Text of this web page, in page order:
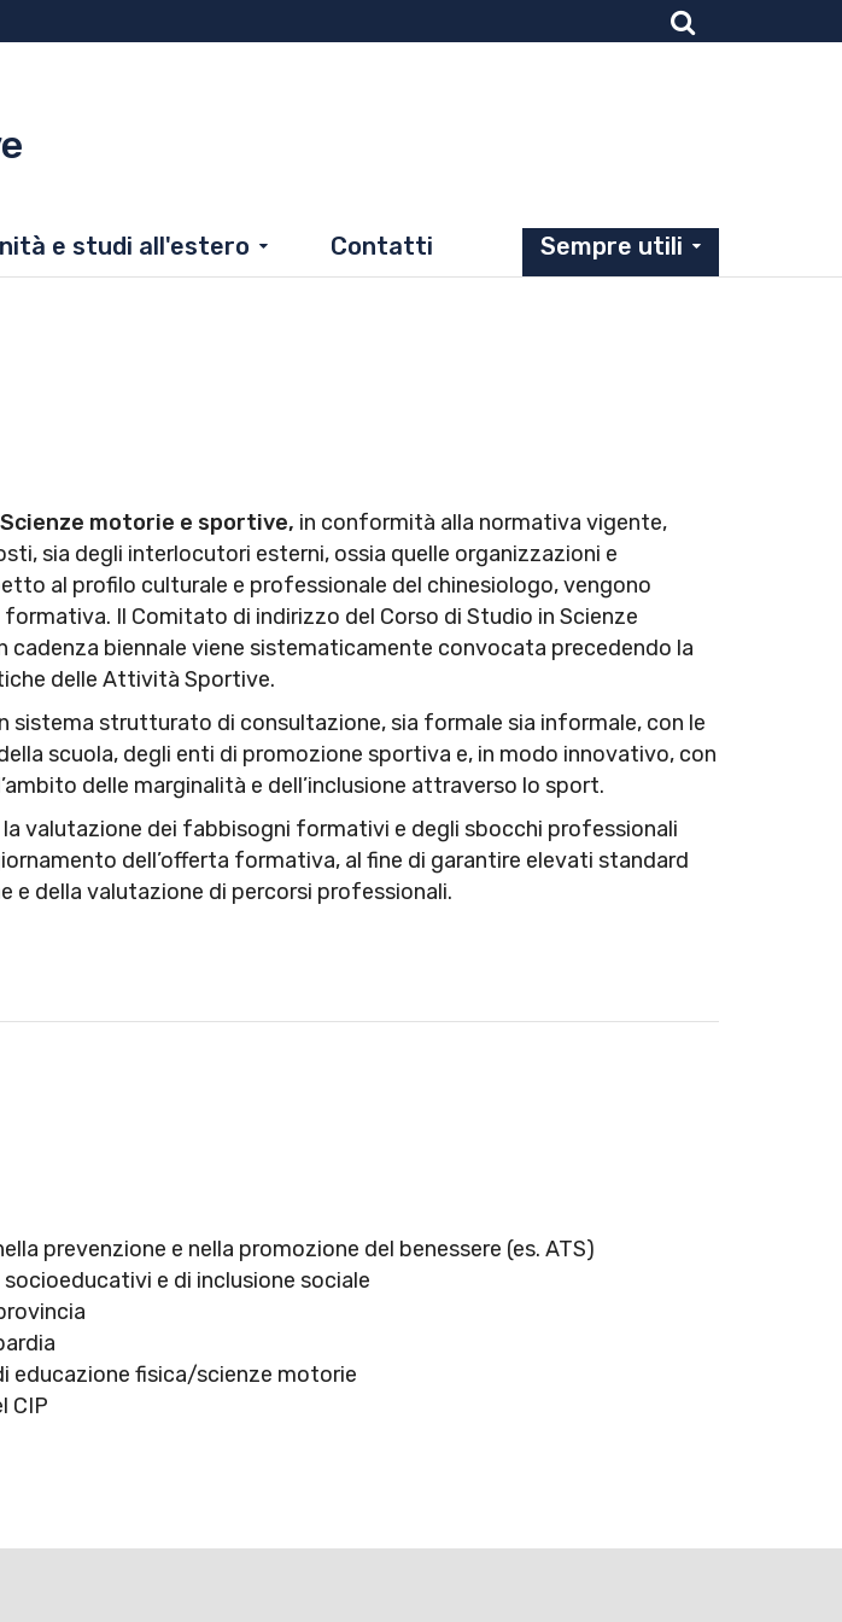
e studi all'estero Contatti Sempre utili
motorie e sportive, in conformità alla normativa vigente,
sia degli interlocutori esterni, ossia quelle organizzazioni e
al profilo culturale e professionale del chinesiologo, vengono
Il Comitato di indirizzo del Corso di Studio in Scienze
cadenza biennale viene sistematicamente convocata precedendo la
delle Attività Sportive.
sistema strutturato di consultazione, sia formale sia informale, con le
scuola, degli enti di promozione sportiva e, in modo innovativo, con
delle marginalità e dell’inclusione attraverso lo sport.
valutazione dei fabbisogni formativi e degli sbocchi professionali
dell’offerta formativa, al fine di garantire elevati standard
della valutazione di percorsi professionali.
prevenzione e nella promozione del benessere (es. ATS)
e di inclusione sociale
educazione fisica/scienze motorie
CIP